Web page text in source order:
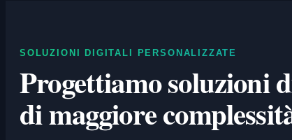
SOLUZIONI DIGITALI PERSONALIZZATE
Progettiamo soluzioni
di maggiore